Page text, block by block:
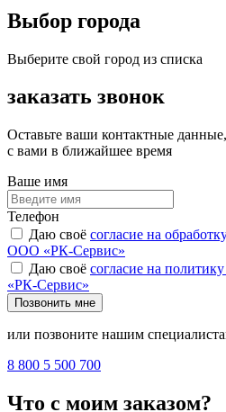
Выбор города
Выберите свой город из списка
заказать звонок
Оставьте ваши контактные
с вами в ближайшее время
Ваше имя
Телефон
Даю своё согласие на
ООО «РК-Сервис»
Даю своё согласие на
«РК-Сервис»
Позвонить мне
или позвоните нашим
8 800 5 500 700
Что с моим заказом?